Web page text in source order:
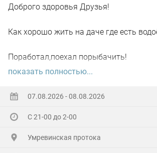
Доброго здоровья Друзья!
Как хорошо жить на даче где есть
Поработал,поехал порыбачить!
поработал"цирюльником" 😂в теплицах!
А вечером захотелось повторить
рандеву"!
показать полностью...
07.08.2026 - 08.08.2026
С 21-00 до 2-00
Умревинская протока